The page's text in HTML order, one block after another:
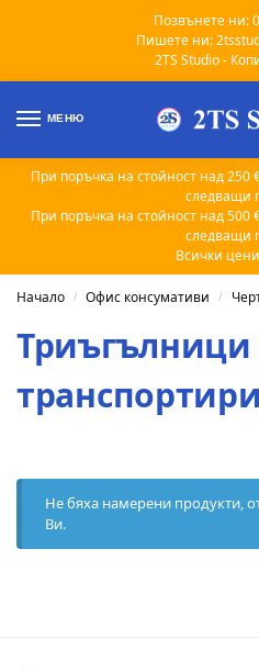
Позвънете ни:
Пишете ни:
2TS Studio -
МЕНЮ
При поръчка на стойност над 250
следващи
При поръчка на стойност над 500
следващи
Всички
Начало / Офис консумативи /
Триъгълници
транспортири
Не бяха намерени продукти,
Ви.